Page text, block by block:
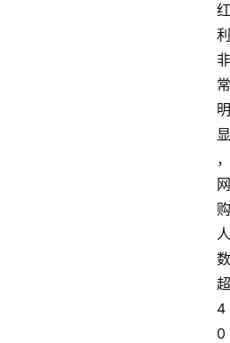
红
利
非
常
明
显
，
网
购
人
数
超
4
0